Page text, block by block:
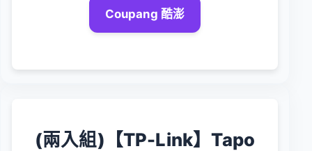
Coupang 酷澎
(兩入組)【TP-Link】Tapo